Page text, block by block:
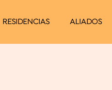
RESIDENCIAS ALIADOS